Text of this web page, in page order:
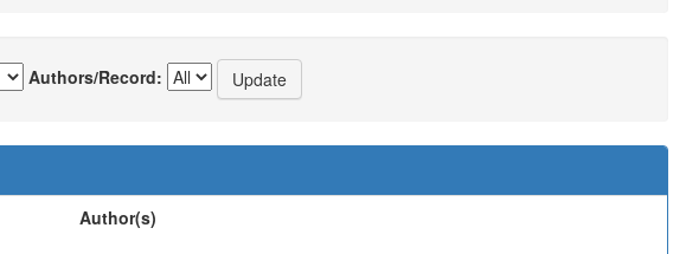
Authors/Record:
Author(s)